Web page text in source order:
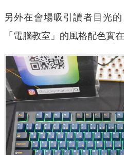
另外在會場吸引讀者目光
「電腦教室」的風格配色實